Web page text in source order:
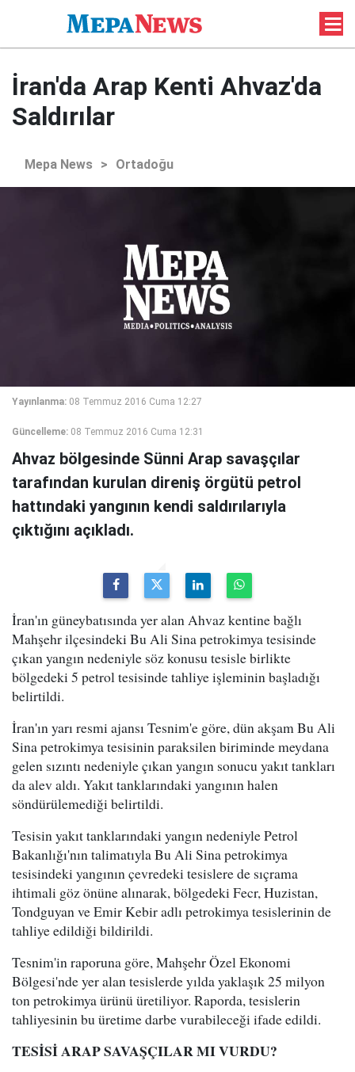
İran'da Arap Kenti Ahvaz'da
Saldırılar
Mepa News > Ortadoğu
Yayınlanma: 08 Temmuz 2016 Cuma 12:27
Güncelleme: 08 Temmuz 2016 Cuma 12:31
Ahvaz bölgesinde Sünni Arap savaşçılar
tarafından kurulan direniş örgütü petrol
hattındaki yangının kendi saldırılarıyla
çıktığını açıkladı.
İran'ın güneybatısında yer alan Ahvaz kentine bağlı
Mahşehr ilçesindeki Bu Ali Sina petrokimya tesisinde
çıkan yangın nedeniyle söz konusu tesisle birlikte
bölgedeki 5 petrol tesisinde tahliye işleminin başladığı
belirtildi.
İran'ın yarı resmi ajansı Tesnim'e göre, dün akşam Bu Ali
Sina petrokimya tesisinin paraksilen biriminde meydana
gelen sızıntı nedeniyle çıkan yangın sonucu yakıt tankları
da alev aldı. Yakıt tanklarındaki yangının halen
söndürülemediği belirtildi.
Tesisin yakıt tanklarındaki yangın nedeniyle Petrol
Bakanlığı'nın talimatıyla Bu Ali Sina petrokimya
tesisindeki yangının çevredeki tesislere de sıçrama
ihtimali göz önüne alınarak, bölgedeki Fecr, Huzistan,
Tondguyan ve Emir Kebir adlı petrokimya tesislerinin de
tahliye edildiği bildirildi.
Tesnim'in raporuna göre, Mahşehr Özel Ekonomi
Bölgesi'nde yer alan tesislerde yılda yaklaşık 25 milyon
ton petrokimya ürünü üretiliyor. Raporda, tesislerin
tahliyesinin bu üretime darbe vurabileceği ifade edildi.
TESİSİ ARAP SAVAŞÇILAR MI VURDU?